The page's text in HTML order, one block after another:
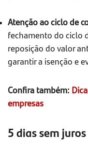
Atenção ao ciclo de
fechamento do ciclo
reposição do valor
garantir a isenção e
Confira também:
empresas
5 dias sem